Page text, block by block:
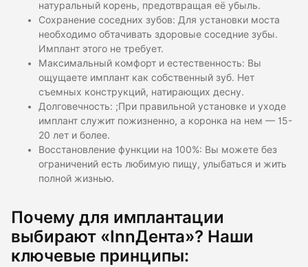
натуральный корень, предотвращая её убыль.
Сохранение соседних зубов: Для установки моста
необходимо обтачивать здоровые соседние зубы.
Имплант этого не требует.
Максимальный комфорт и естественность: Вы
ощущаете имплант как собственный зуб. Нет
съемных конструкций, натирающих десну.
Долговечность: ;При правильной установке и уходе
имплант служит пожизненно, а коронка на нем — 15-
20 лет и более.
Восстановление функции на 100%: Вы можете без
ограничений есть любимую пищу, улыбаться и жить
полной жизнью.
Почему для имплантации
выбирают «InnДента»? Наши
ключевые принципы: